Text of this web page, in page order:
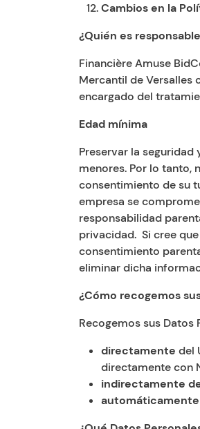
Cambios en la
¿Quién es
Financière Amuse
Mercantil de Versalles
encargado del
Edad mínima
Preservar la
menores. Por lo tanto,
consentimiento de su
empresa se
responsabilidad
privacidad. Si cree
consentimiento
eliminar dicha
¿Cómo recogemos
Recogemos sus Datos
directamente del
directamente con
indirectamente
automáticamente